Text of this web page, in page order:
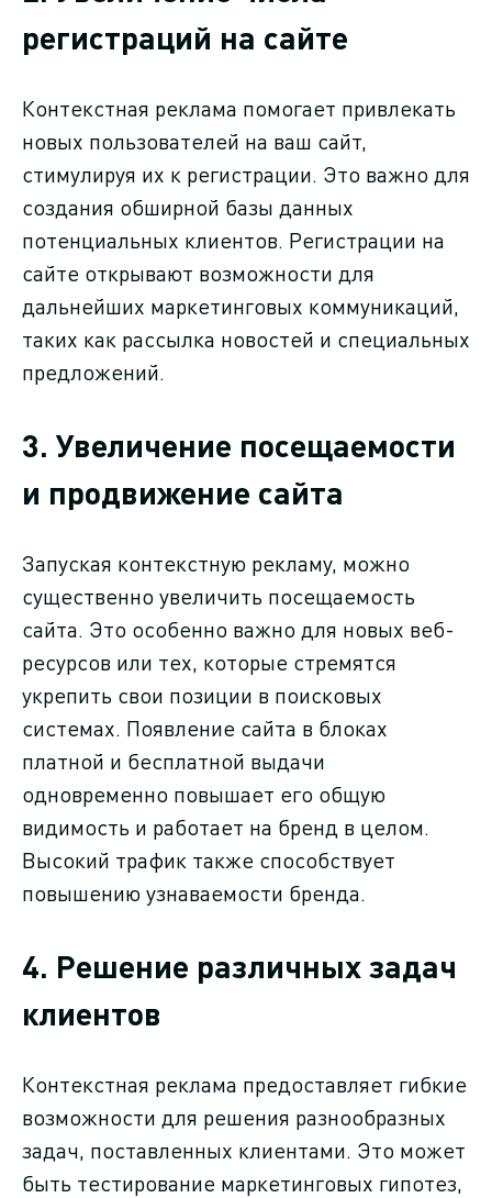
регистраций на сайте
Контекстная реклама помогает привлекать
новых пользователей на ваш сайт,
стимулируя их к регистрации. Это важно для
создания обширной базы данных
потенциальных клиентов. Регистрации на
сайте открывают возможности для
дальнейших маркетинговых коммуникаций,
таких как рассылка новостей и специальных
предложений.
3. Увеличение посещаемости
и продвижение сайта
Запуская контекстную рекламу, можно
существенно увеличить посещаемость
сайта. Это особенно важно для новых веб-
ресурсов или тех, которые стремятся
укрепить свои позиции в поисковых
системах. Появление сайта в блоках
платной и бесплатной выдачи
одновременно повышает его общую
видимость и работает на бренд в целом.
Высокий трафик также способствует
повышению узнаваемости бренда.
4. Решение различных задач
клиентов
Контекстная реклама предоставляет гибкие
возможности для решения разнообразных
задач, поставленных клиентами. Это может
быть тестирование маркетинговых гипотез,